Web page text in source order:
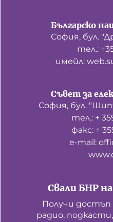
Българско
София, бул.
тел.:
имейл:
Свали БНР
Получи
радио,
Съвет за
София, бул.
тел.: +
факс: +
е-mail: